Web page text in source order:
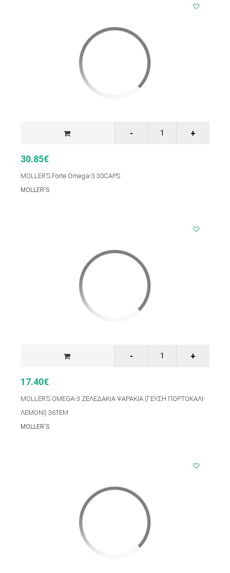
30.85€
MOLLER’S Forte Omega-3 30CAPS
MOLLER'S
17.40€
MOLLER’S OMEGA-3 ΖΕΛΕΔΑΚΙΑ ΨΑΡΑΚΙΑ (ΓΕΥΣΗ ΠΟΡΤΟΚΑΛΙ-
ΛΕΜΟΝΙ) 36ΤΕΜ
MOLLER'S